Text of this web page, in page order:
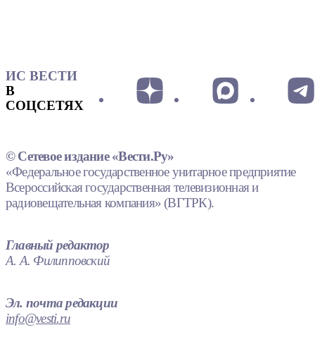
ИС ВЕСТИ
В
СОЦСЕТЯХ
© Сетевое издание «Вести.Ру»
«Федеральное государственное унитарное предприятие
Всероссийская государственная телевизионная и
радиовещательная компания» (ВГТРК).
Главный редактор
А. А. Филипповский
Эл. почта редакции
info@vesti.ru